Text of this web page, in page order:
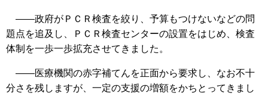
――政府がＰＣＲ検査を絞り、予算もつけないなどの問
題点を追及し、ＰＣＲ検査センターの設置をはじめ、検査
体制を一歩一歩拡充させてきました。
――医療機関の赤字補てんを正面から要求し、なお不十
分さを残しますが、一定の支援の増額をかちとってきまし